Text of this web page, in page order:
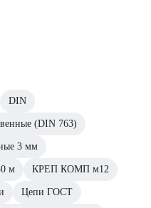
DIN
(DIN 763)
3 мм
м КРЕП КОМП м12
Цепи ГОСТ